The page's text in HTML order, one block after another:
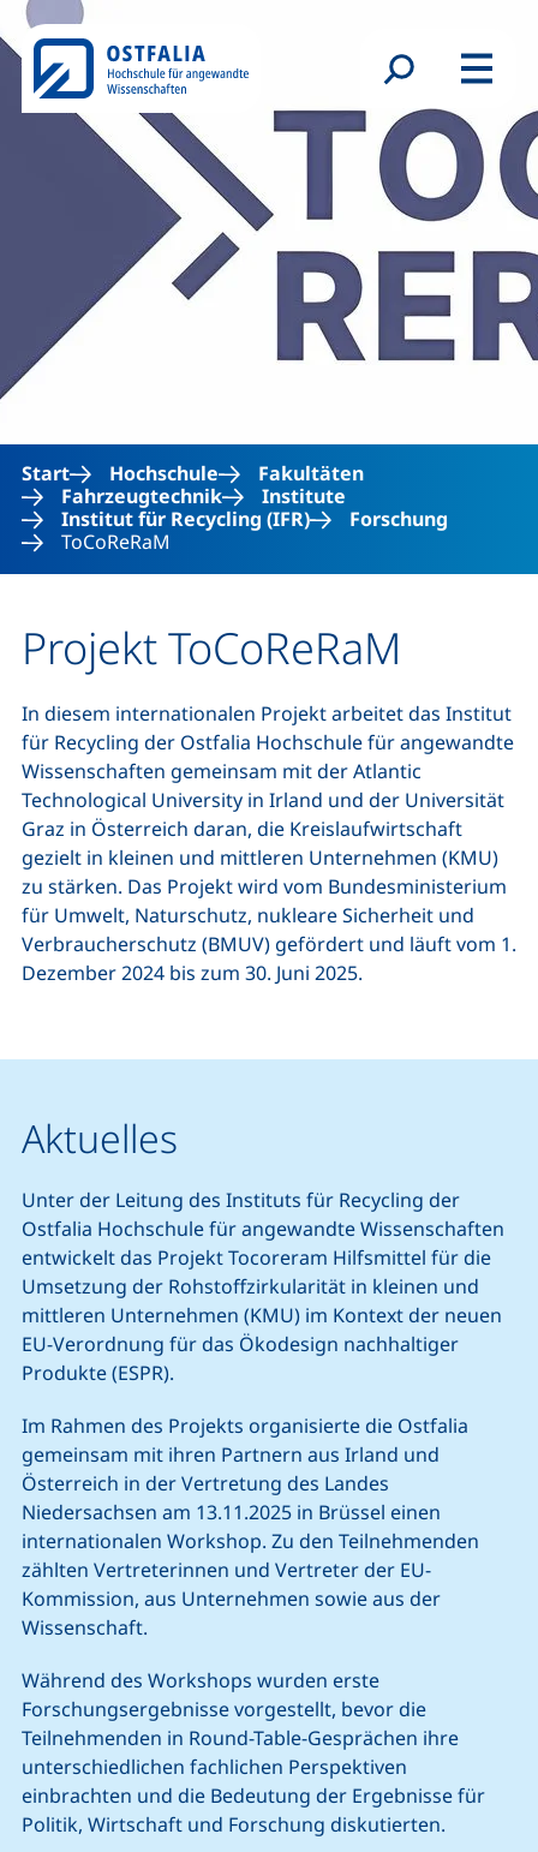
Suchformular
Menü
Start Hochschule
Fakultäten
Fahrzeugtechnik
Institute
Institut für Recycling (IFR)
Forschung
ToCoReRaM
Projekt ToCoReRaM
In diesem internationalen Projekt arbeitet das Institut
für Recycling der Ostfalia Hochschule für angewandte
Wissenschaften gemeinsam mit der Atlantic
Technological University in Irland und der Universität
Graz in Österreich daran, die Kreislaufwirtschaft
gezielt in kleinen und mittleren Unternehmen (KMU)
zu stärken. Das Projekt wird vom Bundesministerium
für Umwelt, Naturschutz, nukleare Sicherheit und
Verbraucherschutz (BMUV) gefördert und läuft vom 1.
Dezember 2024 bis zum 30. Juni 2025.
Aktuelles
Unter der Leitung des Instituts für Recycling der
Ostfalia Hochschule für angewandte Wissenschaften
entwickelt das Projekt Tocoreram Hilfsmittel für die
Umsetzung der Rohstoffzirkularität in kleinen und
mittleren Unternehmen (KMU) im Kontext der neuen
EU-Verordnung für das Ökodesign nachhaltiger
Produkte (ESPR).
Im Rahmen des Projekts organisierte die Ostfalia
gemeinsam mit ihren Partnern aus Irland und
Österreich in der Vertretung des Landes
Niedersachsen am 13.11.2025 in Brüssel einen
internationalen Workshop. Zu den Teilnehmenden
zählten Vertreterinnen und Vertreter der EU-
Kommission, aus Unternehmen sowie aus der
Wissenschaft.
Während des Workshops wurden erste
Forschungsergebnisse vorgestellt, bevor die
Teilnehmenden in Round-Table-Gesprächen ihre
unterschiedlichen fachlichen Perspektiven
einbrachten und die Bedeutung der Ergebnisse für
Politik, Wirtschaft und Forschung diskutierten.